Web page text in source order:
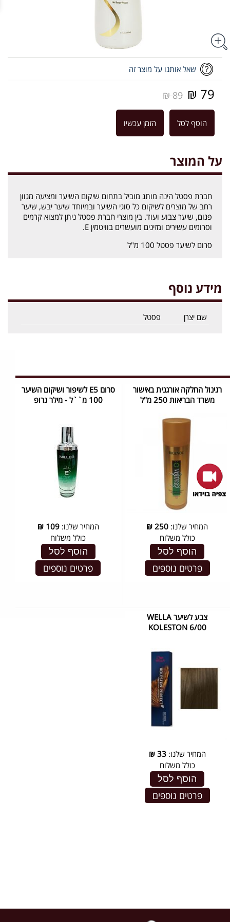
שאל אותנו על מוצר זה
79 ₪
89 ₪
הוסף לסל הזמן עכשיו
על המוצר
חברת פסטל הינה מותג מוביל בתחום שיקום השיער ומציעה מגוון
רחב של מוצרים לשיקום כל סוגי השיער ובמיוחד שיער יבש, שיער
פגום, שיער צבוע ועוד. בין מוצרי חברת פסטל ניתן למצוא קרמים
וסרומים עשירים ומזינים מועשרים בוויטמין E.
סרום לשיער פסטל 100 מ"ל
מידע נוסף
שם יצרן פסטל
רגינול החלקה אורגנית באישור
משרד הבריאות 250 מ"ל
המחיר שלנו: 250
₪
כולל משלוח
הוסף לסל
פרטים נוספים
סרום E5 לשיפור ושיקום השיער
100 מ``ל - מילר גרופ
המחיר שלנו:109
₪
כולל משלוח
הוסף לסל
פרטים נוספים
צבע לשיער WELLA
KOLESTON 6/00
המחיר שלנו:33
₪
כולל משלוח
הוסף לסל
פרטים נוספים